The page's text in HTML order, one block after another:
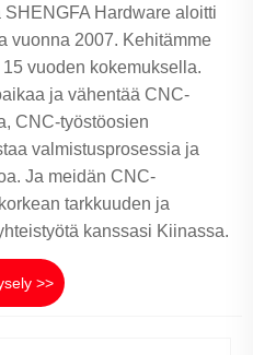
Hardware aloitti
vuonna 2007. Kehitämme
vuoden kokemuksella.
ja vähentää CNC-
CNC-työstöosien
valmistusprosessia ja
Ja meidän CNC-
tarkkuuden ja
kanssasi Kiinassa.
>>